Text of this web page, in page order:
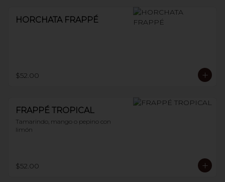
HORCHATA FRAPPÉ
$52.00
FRAPPÉ TROPICAL
Tamarindo, mango o pepino con
limón
$52.00